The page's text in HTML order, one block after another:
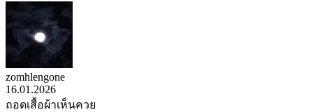
zomhlengone
16.01.2026
ถอดเสื้อผ้าเห็นควย